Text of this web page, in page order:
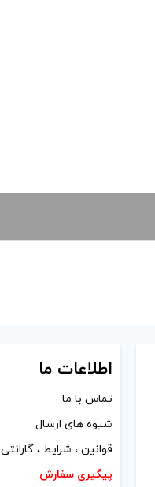
اطلاعات ما
تماس با ما
شیوه های ارسال
قوانین ، شرایط ، گارانتی
پیگیری سفارش